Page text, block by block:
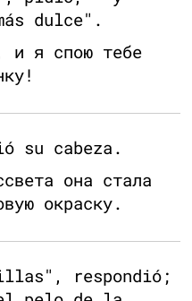
dulce".
и я спою тебе
su cabeza.
она стала
окраску.
respondió;